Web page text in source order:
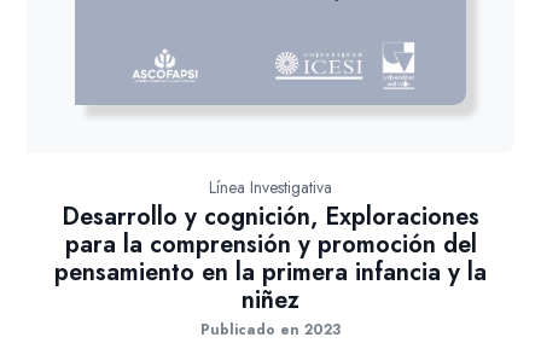
Línea Investigativa
Desarrollo y cognición, Exploraciones
para la comprensión y promoción del
pensamiento en la primera infancia y la
niñez
Publicado en 2023